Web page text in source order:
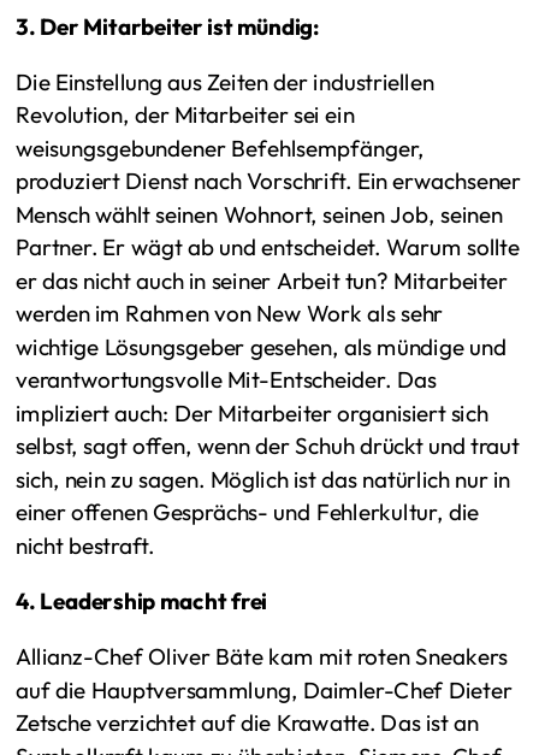
3. Der Mitarbeiter ist mündig:
Die Einstellung aus Zeiten der industriellen
Revolution, der Mitarbeiter sei ein
weisungsgebundener Befehlsempfänger,
produziert Dienst nach Vorschrift. Ein erwachsener
Mensch wählt seinen Wohnort, seinen Job, seinen
Partner. Er wägt ab und entscheidet. Warum sollte
er das nicht auch in seiner Arbeit tun? Mitarbeiter
werden im Rahmen von New Work als sehr
wichtige Lösungsgeber gesehen, als mündige und
verantwortungsvolle Mit-Entscheider. Das
impliziert auch: Der Mitarbeiter organisiert sich
selbst, sagt offen, wenn der Schuh drückt und traut
sich, nein zu sagen. Möglich ist das natürlich nur in
einer offenen Gesprächs- und Fehlerkultur, die
nicht bestraft.
4. Leadership macht frei
Allianz-Chef Oliver Bäte kam mit roten Sneakers
auf die Hauptversammlung, Daimler-Chef Dieter
Zetsche verzichtet auf die Krawatte. Das ist an